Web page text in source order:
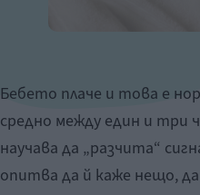
Бебето плаче и това е
средно между един и три
научава да „разчита“
опитва да й каже нещо,